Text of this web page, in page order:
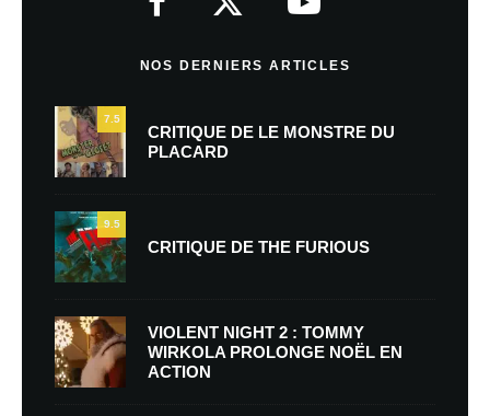
NOS DERNIERS ARTICLES
7.5
CRITIQUE DE LE MONSTRE DU
PLACARD
9.5
CRITIQUE DE THE FURIOUS
VIOLENT NIGHT 2 : TOMMY
WIRKOLA PROLONGE NOËL EN
ACTION